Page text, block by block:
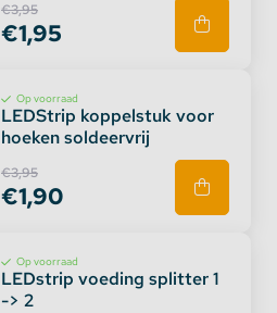
€3,95
€1,95
Op voorraad
LEDStrip koppelstuk voor
hoeken soldeervrij
€3,95
€1,90
Op voorraad
LEDstrip voeding splitter 1
-> 2